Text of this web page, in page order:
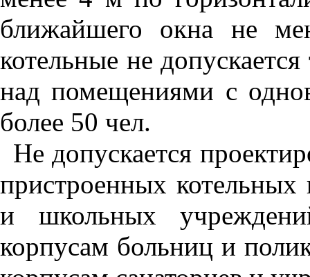
ближайшего окна не
котельные не
над помещениями с
более 50 чел.
Не допускается
пристроенных
и школьных
корпусам больниц и